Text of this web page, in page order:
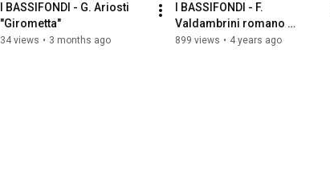
I BASSIFONDI - G. Ariosti
"Girometta"
34 views • 3 months ago
I BASSIFONDI - F.
Valdambrini romano
"Mamma lo scorpiò"
899 views • 4 years ago